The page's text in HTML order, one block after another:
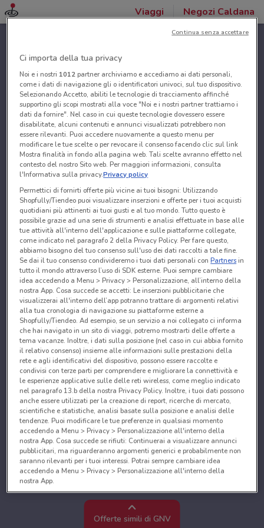
Viaggi Negozi Caldana
Offerte simili di GNV
Ci importa della tua privacy
Noi e i nostri 1012partner archiviamo e accediamo ai dati personali,
come i dati di navigazione gli o identificatori univoci, sul tuo dispositivo.
Selezionando Accetto, abiliti le tecnologie di tracciamento affinché
supportino gli scopi mostrati alla voce "Noi e i nostri partner trattiamo i
dati da fornire". Nel caso in cui queste tecnologie dovessero essere
disabilitate, alcuni contenuti e annunci visualizzati potrebbero non
essere rilevanti. Puoi accedere nuovamente a questo menu per
modificare le tue scelte o per revocare il consenso facendo clic sul link
Mostra finalità in fondo alla pagina web. Tali scelte avranno effetto nel
contesto del nostro Sito web. Per maggiori informazioni, consulta
l'Informativa sulla privacy.Privacy policy
Permettici di fornirti offerte più vicine ai tuoi bisogni: Utilizzando
Shopfully/Tiendeo puoi visualizzare inserzioni e offerte per i tuoi acquisti
quotidiani più attinenti ai tuoi gusti e al tuo mondo. Tutto questo è
possibile grazie ad una serie di strumenti e analisi effettuate in base alle
tue attività all'interno dell'applicazione e sulle piattaforme collegate,
come indicato nel paragrafo 2 della Privacy Policy. Per fare questo,
abbiamo bisogno del tuo consenso sull'uso dei dati raccolti a tale fine.
Se dai il tuo consenso condivideremo i tuoi dati personali conPartnersin
tutto il mondo attraverso l’uso di SDK esterne. Puoi sempre cambiare
idea accedendo a Menu > Privacy > Personalizzazione, all’interno della
nostra App. Cosa succede se accetti: Le inserzioni pubblicitarie che
visualizzerai all'interno dell’app potranno trattare di argomenti relativi
alla tua cronologia di navigazione su piattaforme esterne a
Shopfully/Tiendeo. Ad esempio, se un servizio a noi collegato ci informa
che hai navigato in un sito di viaggi, potremo mostrarti delle offerte a
tema vacanze. Inoltre, i dati sulla posizione (nel caso in cui abbia fornito
il relativo consenso) insieme alle informazioni sulle prestazioni della
rete e agli identificativi del dispositivo, possono essere raccolte e
condivisi con terze parti per comprendere e migliorare la connettività e
le esperienze applicative sulle delle reti wireless, come meglio indicato
nel paragrafo 13.b della nostra Privacy Policy. Inoltre, i tuoi dati possono
anche essere utilizzati per la creazione di report, ricerche di mercato,
scientifiche e statistiche, analisi basate sulla posizione e analisi delle
tendenze. Puoi modificare le tue preferenze in qualsiasi momento
accedendo a Menu > Privacy > Personalizzazione all'interno della
nostra App. Cosa succede se rifiuti: Continuerai a visualizzare annunci
pubblicitari, ma riguarderanno argomenti generici e probabilmente non
saranno rilevanti per i tuoi interessi. Potrai sempre cambiare idea
accedendo a Menu > Privacy > Personalizzazione all'interno della
nostra App.
Noi e i nostri partner trattiamo i dati per fornire:
Utilizzare dati di geolocalizzazione precisi. Scansione attiva delle
caratteristiche del dispositivo ai fini dell’identificazione. Archiviare
Continua senza accettare